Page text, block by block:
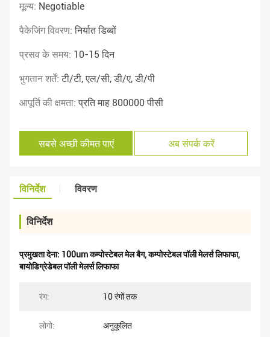
मूल्य: Negotiable
पैकेजिंग विवरण:निर्यात डिब्बों
प्रसव के समय: 10-15 दिन
भुगतान शर्तें:टी/टी, एल/सी, डी/ए, डी/पी
आपूर्ति की क्षमता:प्रति माह 800000 पीसी
सबसे अच्छी कीमत पाएं अब संपर्क करें
विनिर्देश विवरण
विनिर्देश
प्रमुखता देना: 100um कम्पोस्टेबल मेल बैग,कम्पोस्टेबल पॉली मेलर्स लिफाफा,
बायोडिग्रेडेबल पॉली मेलर्स लिफाफा
रंग: 10 रंगों तक
लोगो: अनुकूलित